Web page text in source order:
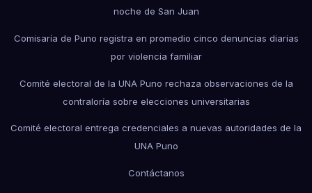
noche de San Juan
Comisaría de Puno registra en promedio cinco denuncias diarias
por violencia familiar
Comité electoral de la UNA Puno rechaza observaciones de la
contraloría sobre elecciones universitarias
Comité electoral entrega credenciales a nuevas autoridades de la
UNA Puno
Contáctanos